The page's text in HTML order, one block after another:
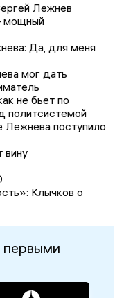
Лежнев
мощный
Да, для меня
мог дать
не бьет по
политсистемой
Лежнева поступило
вину
Клычков о
первыми